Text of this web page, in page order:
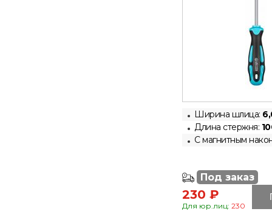
Ширина шлица:
Длина стержня:
С магнитным
Под заказ
230 ₽
Для юр.лиц: 230